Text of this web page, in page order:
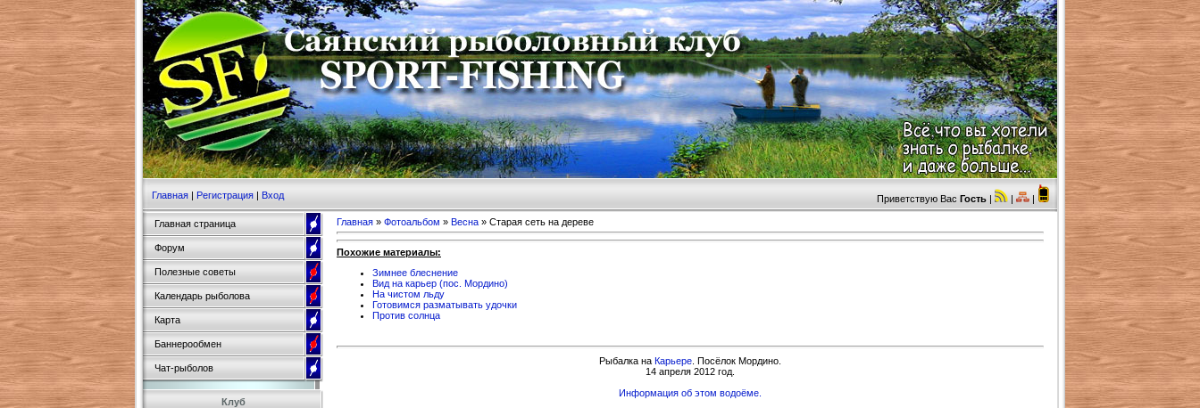
Главная | Регистрация | Вход Приветствую Вас Гость | | |
Главная страница
Форум
Полезные советы
Календарь рыболова
Карта
Баннерообмен
Чат-рыболов
Клуб
Главная » Фотоальбом » Весна » Старая сеть на дереве
Похожие материалы:
Зимнее блеснение
Вид на карьер (пос. Мордино)
На чистом льду
Готовимся разматывать удочки
Против солнца
Рыбалка на Карьере . Посёлок Мордино.
14 апреля 2012 год.
Информация об этом водоёме.